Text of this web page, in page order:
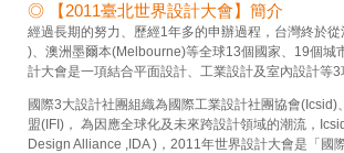
◎ 【2011臺北世界設計大會】簡介
經過長期的努力、歷經1年多的申辦過程，台灣終於
)、澳洲墨爾本(Melbourne)等全球13個國家、19個
計大會是一項結合平面設計、工業設計及室內設計等
國際3大設計社團組織為國際工業設計社團協會
盟(IFI)， 為因應全球化及未來跨設計領域的潮流，
Design Alliance ,IDA )，2011年世界設計大會是「國